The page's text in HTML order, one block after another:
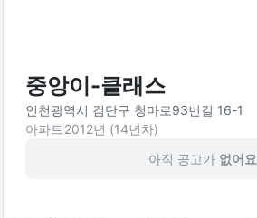
중앙이-클래스
인천광역시 검단구 청마로93번길 16-1
아파트 2012년 (14년차)
아직 공고가 없어요